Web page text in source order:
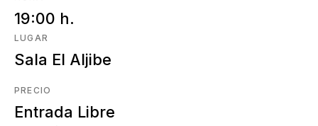
19:00 h.
LUGAR
Sala El Aljibe
PRECIO
Entrada Libre